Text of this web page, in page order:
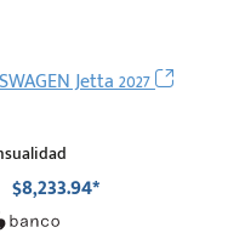
Jetta 2027
$8,233.94*